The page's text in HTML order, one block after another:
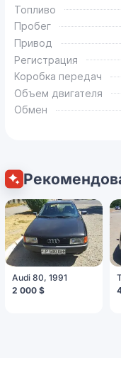
Топливо
Пробег
Привод
Регистрация
Коробка передач
Объем двигателя
Обмен
Audi 80, 1991
2 000 $